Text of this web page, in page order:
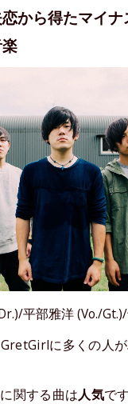
から得たマイナ
平部雅洋 (Vo./
に多くの人
関する曲は人気で